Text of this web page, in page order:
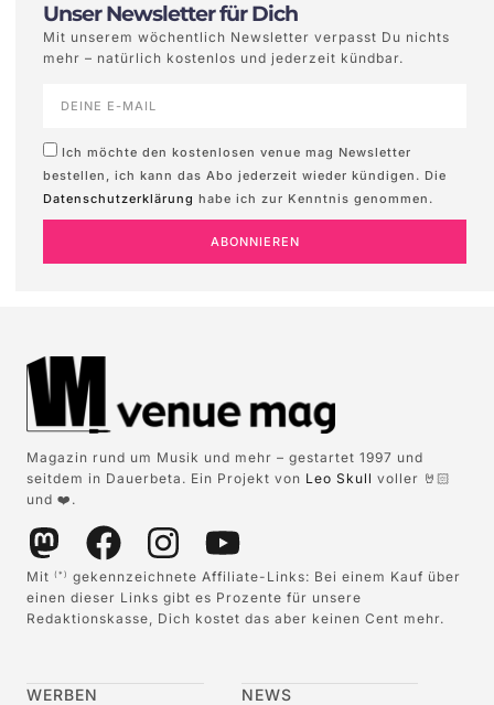
Unser Newsletter für Dich
Mit unserem wöchentlich Newsletter verpasst Du nichts
mehr – natürlich kostenlos und jederzeit kündbar.
Ich möchte den kostenlosen venue mag Newsletter
bestellen, ich kann das Abo jederzeit wieder kündigen. Die
Datenschutzerklärung habe ich zur Kenntnis genommen.
ABONNIEREN
Magazin rund um Musik und mehr – gestartet 1997 und
seitdem in Dauerbeta. Ein Projekt von Leo Skull voller 🤘🏻
und ❤️.
Mit (*)
gekennzeichnete Affiliate-Links: Bei einem Kauf über
einen dieser Links gibt es Prozente für unsere
Redaktionskasse, Dich kostet das aber keinen Cent mehr.
WERBEN
NEWS